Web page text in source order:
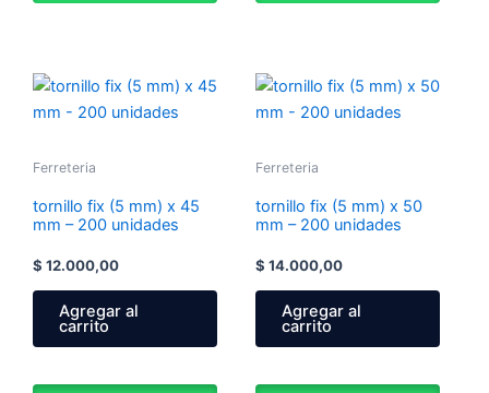
Ferreteria
tornillo fix (5 mm) x 45
mm – 200 unidades
$ 12.000,00
Agregar al
carrito
Ferreteria
tornillo fix (5 mm) x 50
mm – 200 unidades
$ 14.000,00
Agregar al
carrito